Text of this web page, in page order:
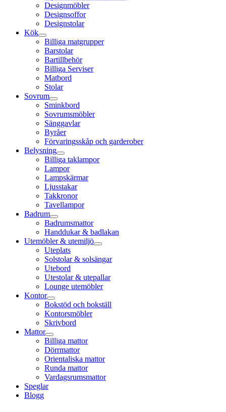
Designmöbler
Designsoffor
Designstolar
Kök
Billiga matgrupper
Barstolar
Bartillbehör
Billiga Serviser
Matbord
Stolar
Sovrum
Sminkbord
Sovrumsmöbler
Sänggavlar
Byråer
Förvaringsskåp och garderober
Belysning
Billiga taklampor
Lampor
Lampskärmar
Ljusstakar
Takkronor
Tavellampor
Badrum
Badrumsmattor
Handdukar & badlakan
Utemöbler & utemiljö
Uteplats
Solstolar & solsängar
Utebord
Utestolar & utepallar
Lounge utemöbler
Kontor
Bokstöd och bokställ
Kontorsmöbler
Skrivbord
Mattor
Billiga mattor
Dörrmattor
Orientaliska mattor
Runda mattor
Vardagsrumsmattor
Speglar
Blogg